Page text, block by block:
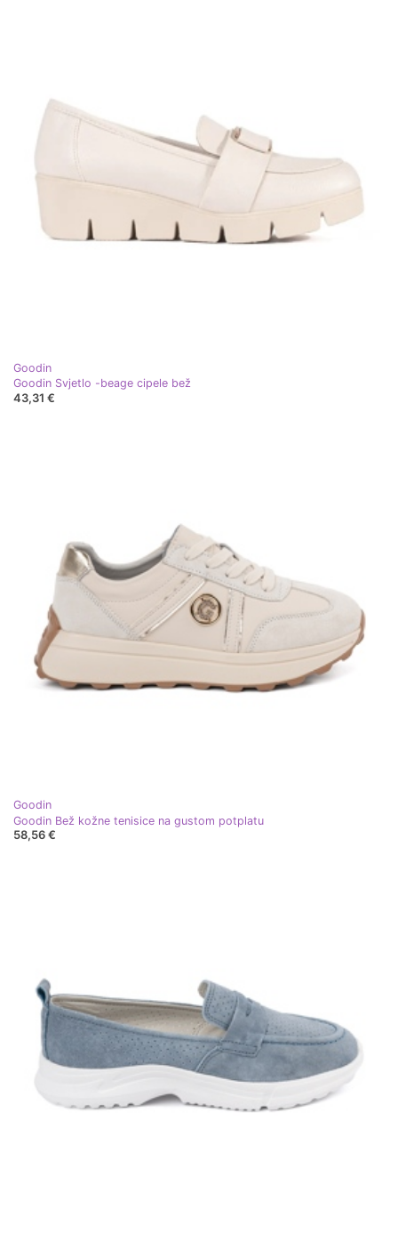
Goodin
Goodin Svjetlo -beage cipele bež
43,31 €
Goodin
Goodin Bež kožne tenisice na gustom potplatu
58,56 €